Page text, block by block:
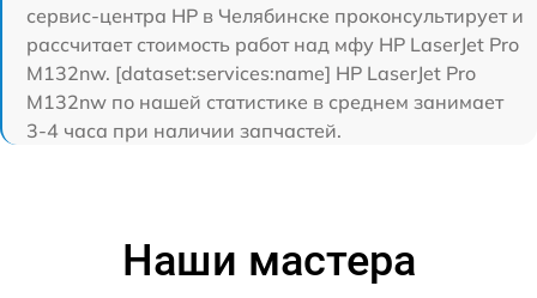
сервис-центра HP в Челябинске проконсультирует и
рассчитает стоимость работ над мфу HP LaserJet Pro
M132nw. [dataset:services:name] HP LaserJet Pro
M132nw по нашей статистике в среднем занимает
3-4 часа при наличии запчастей.
Наши мастера